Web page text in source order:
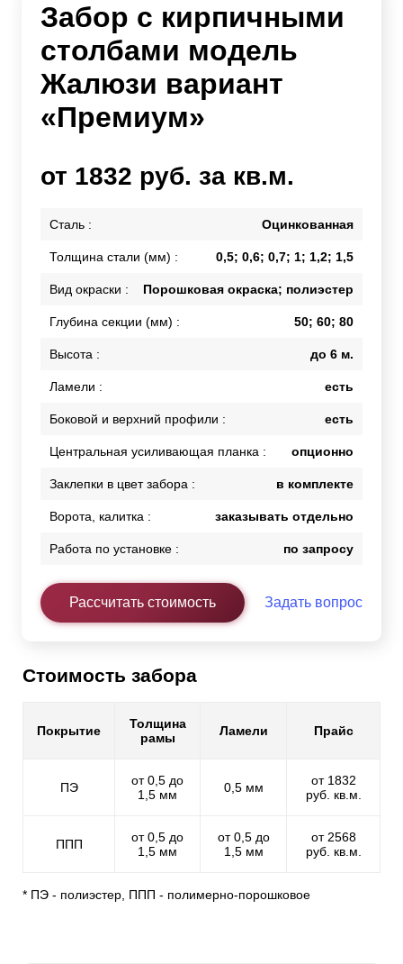
Забор с кирпичными
столбами модель
Жалюзи вариант
«Премиум»
от 1832 руб. за кв.м.
Сталь : Оцинкованная
Толщина стали (мм) : 0,5; 0,6; 0,7; 1; 1,2; 1,5
Вид окраски : Порошковая окраска; полиэстер
Глубина секции (мм) : 50; 60; 80
Высота : до 6 м.
Ламели : есть
Боковой и верхний профили : есть
Центральная усиливающая планка : опционно
Заклепки в цвет забора : в комплекте
Ворота, калитка : заказывать отдельно
Работа по установке : по запросу
Рассчитать стоимость Задать вопрос
Стоимость забора
Покрытие
Толщина
рамы
Ламели Прайс
ПЭ
от 0,5 до
1,5 мм
0,5 мм
от 1832
руб. кв.м.
ППП
от 0,5 до
1,5 мм
от 0,5 до
1,5 мм
от 2568
руб. кв.м.
* ПЭ - полиэстер, ППП - полимерно-порошковое